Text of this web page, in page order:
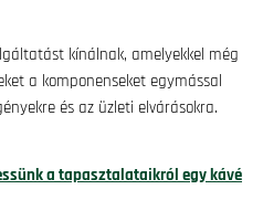
kínálnak, amelyekkel még
a komponenseket egymással
és az üzleti elvárásokra.
a tapasztalataikról egy kávé